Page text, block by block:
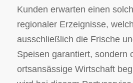
Kunden erwarten einen
regionaler Erzeignisse,
ausschließlich die Frische
Speisen garantiert, sondern
ortsansässige Wirtschaft